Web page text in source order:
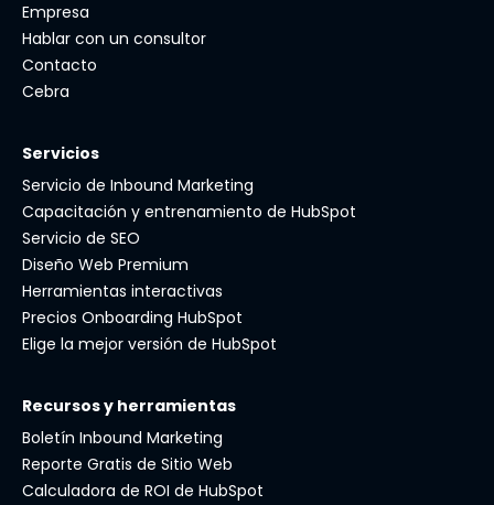
Empresa
Hablar con un consultor
Contacto
Cebra
Servicios
Servicio de Inbound Marketing
Capacitación y entrenamiento de HubSpot
Servicio de SEO
Diseño Web Premium
Herramientas interactivas
Precios Onboarding HubSpot
Elige la mejor versión de HubSpot
Recursos y herramientas
Boletín Inbound Marketing
Reporte Gratis de Sitio Web
Calculadora de ROI de HubSpot